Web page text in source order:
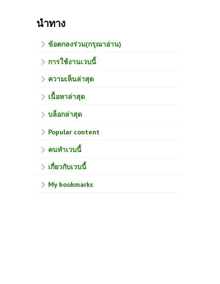
นำทาง
ข้อตกลงร่วม(กรุณาอ่าน)
การใช้งานเวบนี้
ความเห็นล่าสุด
เนื้อหาล่าสุด
บล็อกล่าสุด
Popular content
คนทำเวบนี้
เกี่ยวกับเวบนี้
My bookmarks